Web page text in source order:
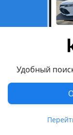
Удобный
Б/y Toyota Land